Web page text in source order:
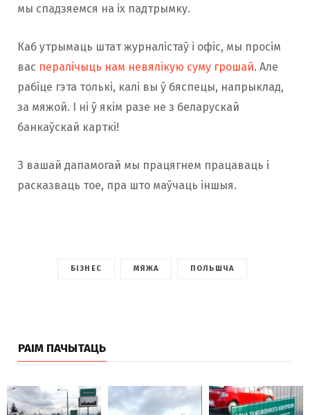
мы спадзяемся на іх падтрымку.
Каб утрымаць штат журналістаў і офіс, мы просім
вас пералічыць нам невялікую суму грошай. Але
рабіце гэта толькі, калі вы ў бяспецы, напрыклад,
за мяжой. І ні ў якім разе не з беларускай
банкаўскай карткі!
З вашай дапамогай мы працягнем працаваць і
расказваць тое, пра што маўчаць іншыя.
БІЗНЕС МЯЖА ПОЛЬШЧА
РАІМ ПАЧЫТАЦЬ